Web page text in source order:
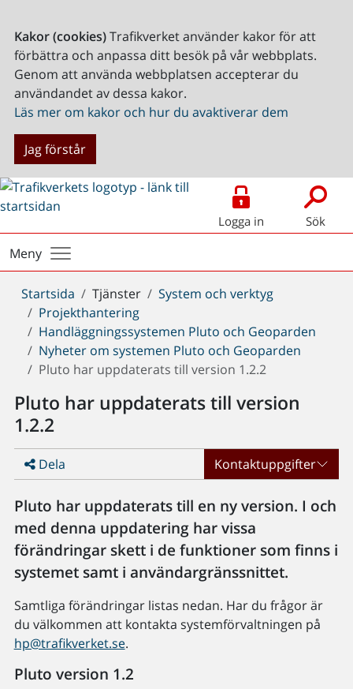
Kakor (cookies)Trafikverket använder kakor för att
förbättra och anpassa ditt besök på vår webbplats.
Genom att använda webbplatsen accepterar du
användandet av dessa kakor.
Läs mer om kakor och hur du avaktiverar dem
Jag förstår
Logga in Sök
Meny
Du
är
här:
Startsida Tjänster
System och verktyg
Projekthantering
Handläggningssystemen Pluto och Geoparden
Nyheter om systemen Pluto och Geoparden
Pluto har uppdaterats till version 1.2.2
Pluto har uppdaterats till version
1.2.2
Dela Kontaktuppgifter
Pluto har uppdaterats till en ny version. I och
med denna uppdatering har vissa
förändringar skett i de funktioner som finns i
systemet samt i användargränssnittet.
Samtliga förändringar listas nedan. Har du frågor är
du välkommen att kontakta systemförvaltningen på
hp@trafikverket.se.
Pluto version 1.2